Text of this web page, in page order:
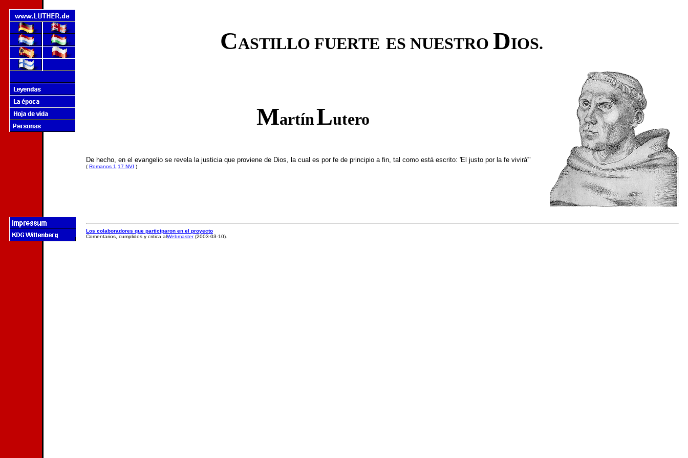
CASTILLO FUERTE ES NUESTRO DIOS.
MartínLutero
De hecho, en el evangelio se revela la justicia que proviene de Dios, la cual es por fe de principio a fin, tal como está escrito: 'El justo por la fe vivirá'"
( Romanos 1,17 NVI )
Los colaboradores que participaron en el proyecto
Comentarios, cumplidos y critica alWebmaster(2003-03-10).